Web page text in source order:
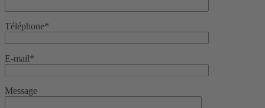
Téléphone*
E-mail*
Message